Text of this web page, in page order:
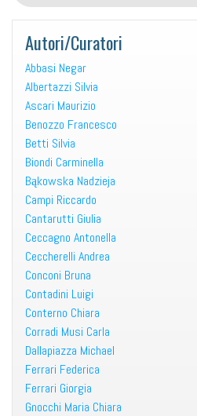
Autori/Curatori
Abbasi Negar
Albertazzi Silvia
Ascari Maurizio
Benozzo Francesco
Betti Silvia
Biondi Carminella
Bąkowska Nadzieja
Campi Riccardo
Cantarutti Giulia
Ceccagno Antonella
Ceccherelli Andrea
Conconi Bruna
Contadini Luigi
Conterno Chiara
Corradi Musi Carla
Dallapiazza Michael
Ferrari Federica
Ferrari Giorgia
Gnocchi Maria Chiara